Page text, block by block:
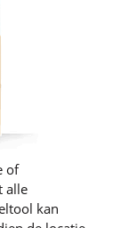
of
alle
kan